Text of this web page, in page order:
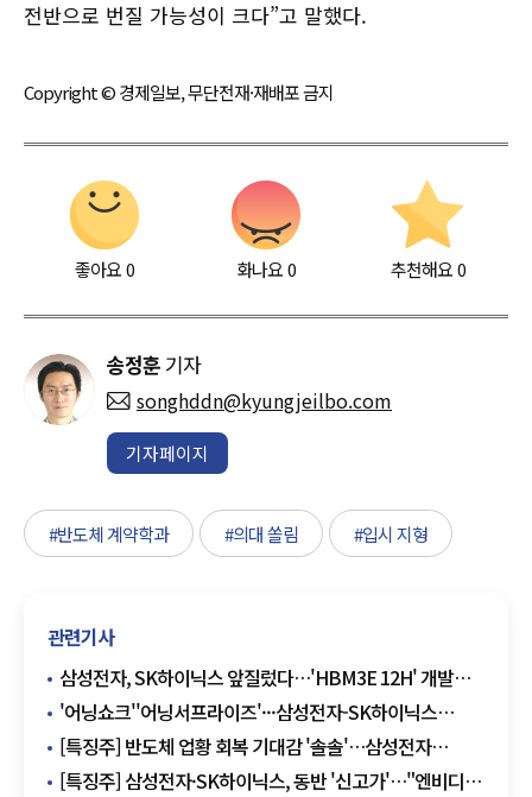
전반으로 번질 가능성이 크다”고 말했다.
Copyright © 경제일보, 무단전재·재배포 금지
좋아요0 화나요0 추천해요 0
송정훈 기자
songhddn@kyungjeilbo.com
기자페이지
#반도체 계약학과 #의대 쏠림 #입시 지형
관련기사
삼성전자, SK하이닉스 앞질렀다…'HBM3E 12H' 개발
성공
'어닝쇼크''어닝서프라이즈'···삼성전자-SK하이닉스
반도체에서 갈렸다
[특징주] 반도체 업황 회복 기대감 '솔솔'…삼성전자
·SK하이닉스 동반 상승
[특징주] 삼성전자·SK하이닉스, 동반 '신고가'…"엔비디아